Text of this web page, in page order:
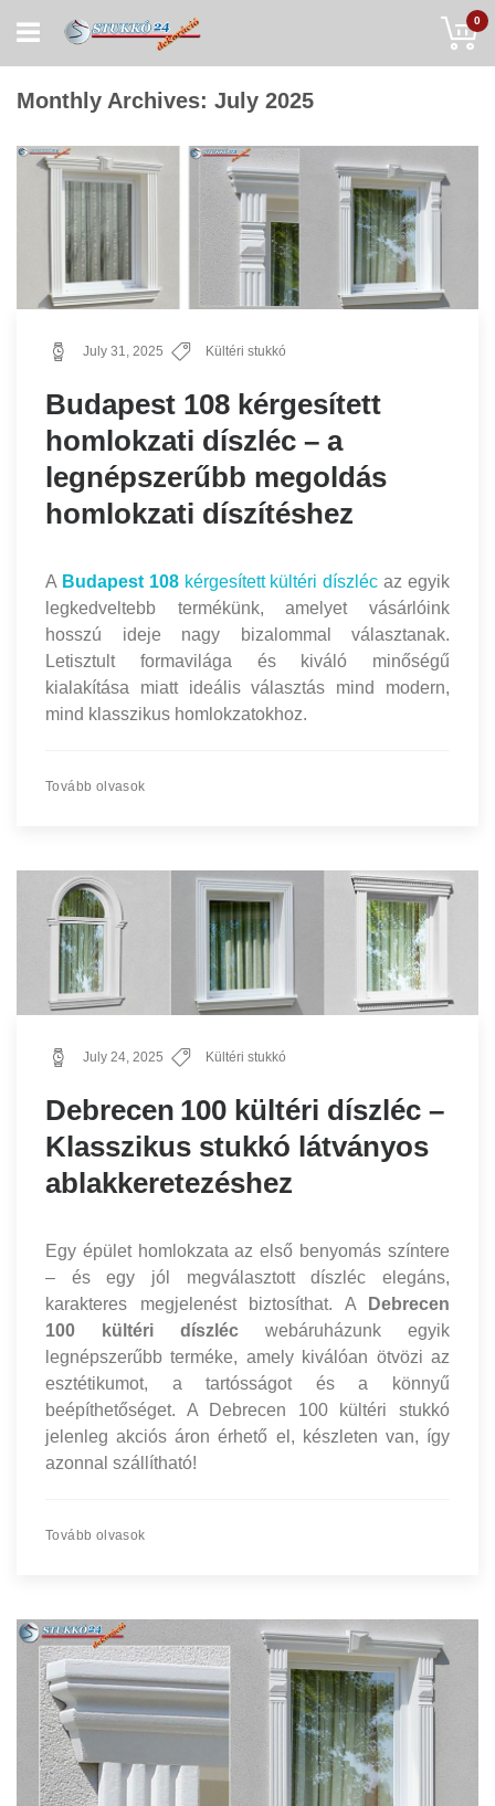
to
0
Monthly Archives: July 2025
July 31, 2025 Kültéri stukkó
Budapest 108 kérgesített
homlokzati díszléc – a
legnépszerűbb megoldás
homlokzati díszítéshez
A Budapest 108kérgesített kültéri díszléc az egyik
legkedveltebb termékünk, amelyet vásárlóink
hosszú ideje nagy bizalommal választanak.
Letisztult formavilága és kiváló minőségű
kialakítása miatt ideális választás mind modern,
mind klasszikus homlokzatokhoz.
Tovább olvasok
July 24, 2025 Kültéri stukkó
Debrecen 100 kültéri díszléc –
Klasszikus stukkó látványos
ablakkeretezéshez
Egy épület homlokzata az első benyomás színtere
– és egy jól megválasztott díszléc elegáns,
karakteres megjelenést biztosíthat. A
Debrecen
100 kültéri díszléc webáruházunk egyik
legnépszerűbb terméke, amely kiválóan ötvözi az
esztétikumot, a tartósságot és a könnyű
beépíthetőséget. A Debrecen 100 kültéri stukkó
jelenleg akciós áron érhető el, készleten van, így
azonnal szállítható!
Tovább olvasok